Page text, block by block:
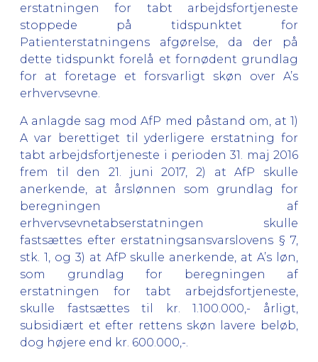
erstatningen for tabt arbejdsfortjeneste
stoppede på tidspunktet for
Patienterstatningens afgørelse, da der på
dette tidspunkt forelå et fornødent grundlag
for at foretage et forsvarligt skøn over A’s
erhvervsevne.
A anlagde sag mod AfP med påstand om, at 1)
A var berettiget til yderligere erstatning for
tabt arbejdsfortjeneste i perioden 31. maj 2016
frem til den 21. juni 2017, 2) at AfP skulle
anerkende, at årslønnen som grundlag for
beregningen af
erhvervsevnetabserstatningen skulle
fastsættes efter erstatningsansvarslovens § 7,
stk. 1, og 3) at AfP skulle anerkende, at A’s løn,
som grundlag for beregningen af
erstatningen for tabt arbejdsfortjeneste,
skulle fastsættes til kr. 1.100.000,- årligt,
subsidiært et efter rettens skøn lavere beløb,
dog højere end kr. 600.000,-.